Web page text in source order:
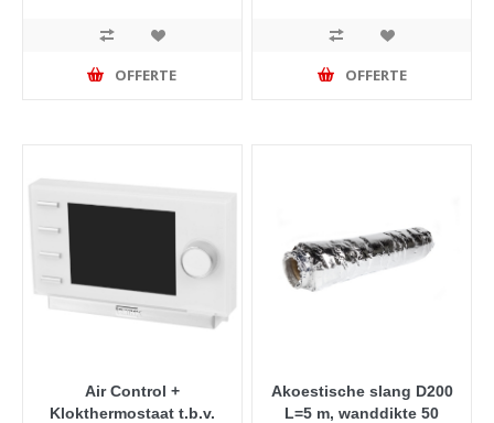
OFFERTE OFFERTE
Air Control +
Klokthermostaat t.b.v.
Akoestische slang D200
L=5 m, wanddikte 50